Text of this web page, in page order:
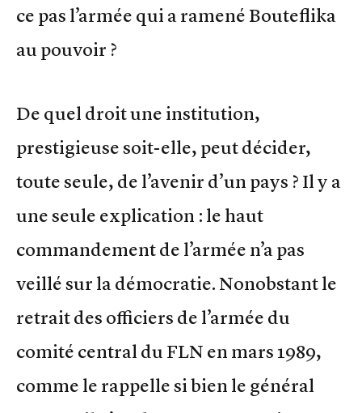
ce pas l’armée qui a ramené Bouteflika
au pouvoir ?
De quel droit une institution,
prestigieuse soit-elle, peut décider,
toute seule, de l’avenir d’un pays ? Il y a
une seule explication : le haut
commandement de l’armée n’a pas
veillé sur la démocratie. Nonobstant le
retrait des officiers de l’armée du
comité central du FLN en mars 1989,
comme le rappelle si bien le général